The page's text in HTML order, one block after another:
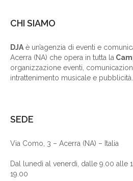
CHI SIAMO
DJAè un’agenzia di eventi e
Acerra (NA) che opera in tutta la
organizzazione eventi,
intrattenimento musicale e pubblicità.
SEDE
Via Como, 3 – Acerra (NA) – Italia
Dal lunedì al venerdì, dalle 9.00 alle
19.00